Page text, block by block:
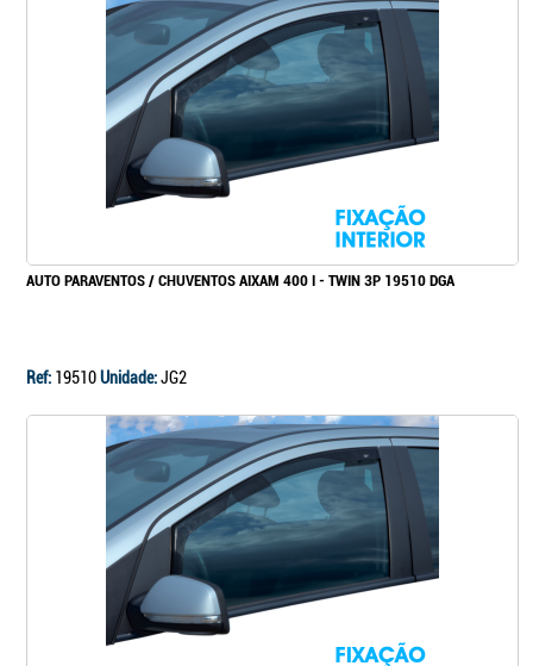
AUTO PARAVENTOS / CHUVENTOS AIXAM 400 I - TWIN 3P 19510 DGA
Ref: 19510Unidade:JG2
Continuar a comprar